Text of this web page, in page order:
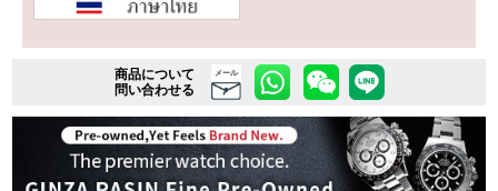
詳細検索はこちら
ご利用ガイド
GINZA RASINのプレミアムクオリティについて
商品について
問い合わせる
メール